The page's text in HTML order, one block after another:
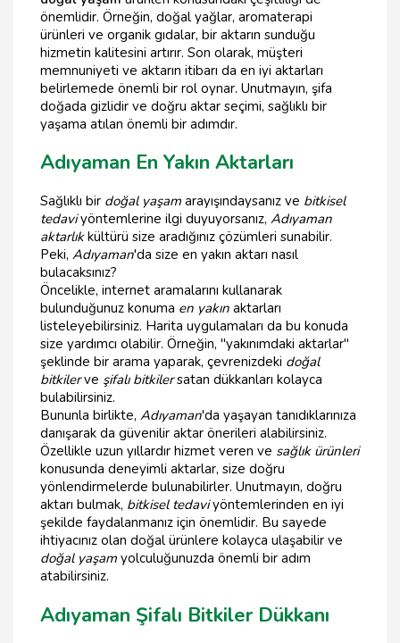
önemlidir. Örneğin, doğal yağlar, aromaterapi
ürünleri ve organik gıdalar, bir aktarın sunduğu
hizmetin kalitesini artırır. Son olarak, müşteri
memnuniyeti ve aktarın itibarı da en iyi aktarları
belirlemede önemli bir rol oynar. Unutmayın, şifa
doğada gizlidir ve doğru aktar seçimi, sağlıklı bir
yaşama atılan önemli bir adımdır.
Adıyaman En Yakın Aktarları
Sağlıklı bir doğal yaşam arayışındaysanız ve bitkisel
tedaviyöntemlerine ilgi duyuyorsanız, Adıyaman
aktarlıkkültürü size aradığınız çözümleri sunabilir.
Peki, Adıyaman'da size en yakın aktarı nasıl
bulacaksınız?
Öncelikle, internet aramalarını kullanarak
bulunduğunuz konuma en yakın aktarları
listeleyebilirsiniz. Harita uygulamaları da bu konuda
size yardımcı olabilir. Örneğin, "yakınımdaki aktarlar"
şeklinde bir arama yaparak, çevrenizdeki doğal
bitkilerve şifalı bitkilersatan dükkanları kolayca
bulabilirsiniz.
Bununla birlikte, Adıyaman'da yaşayan tanıdıklarınıza
danışarak da güvenilir aktar önerileri alabilirsiniz.
Özellikle uzun yıllardır hizmet veren ve sağlık ürünleri
konusunda deneyimli aktarlar, size doğru
yönlendirmelerde bulunabilirler. Unutmayın, doğru
aktarı bulmak, bitkisel tedaviyöntemlerinden en iyi
şekilde faydalanmanız için önemlidir. Bu sayede
ihtiyacınız olan doğal ürünlere kolayca ulaşabilir ve
doğal yaşam yolculuğunuzda önemli bir adım
atabilirsiniz.
Adıyaman Şifalı Bitkiler Dükkanı